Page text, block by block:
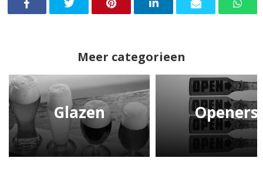
Meer categorieen
Glazen Openers